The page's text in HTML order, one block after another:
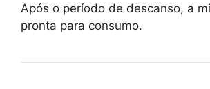
Após o período de descanso, a
pronta para consumo.